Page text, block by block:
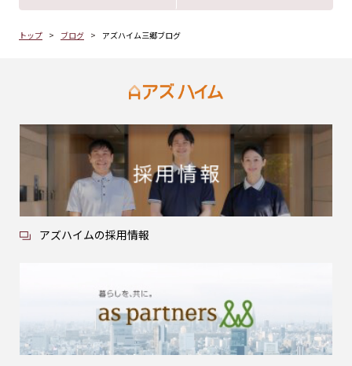
トップ ブログ アズハイム三郷ブログ
アズハイムの採用情報